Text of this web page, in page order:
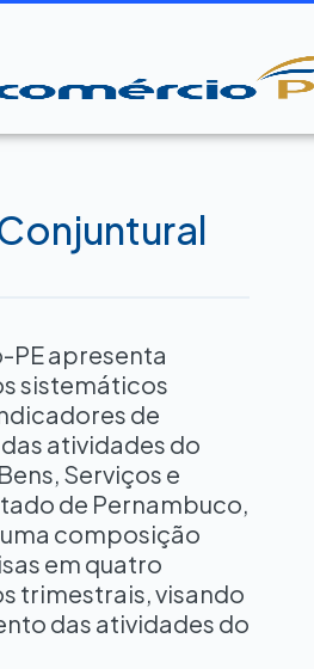
PE apresenta
sistemáticos
de
atividades do
Serviços e
de Pernambuco,
composição
em quatro
trimestrais, visando
das atividades do